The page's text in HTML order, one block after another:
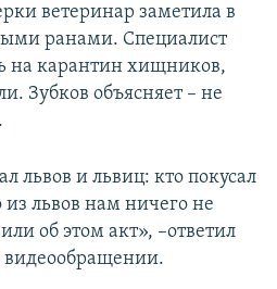
ветеринар заметила в
ранами. Специалист
на карантин хищников,
Зубков объясняет – не
львов и львиц: кто покусал
из львов нам ничего не
об этом акт», –ответил
видеообращении.